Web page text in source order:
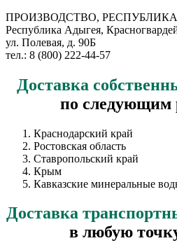
ПРОИЗВОДСТВО,
Республика Адыгея,
ул. Полевая, д. 90Б
тел.: 8 (800) 222-44-57
Доставка
по следующим
Краснодарский край
Ростовская область
Ставропольский край
Крым
Кавказские минеральные
Доставка
в любую